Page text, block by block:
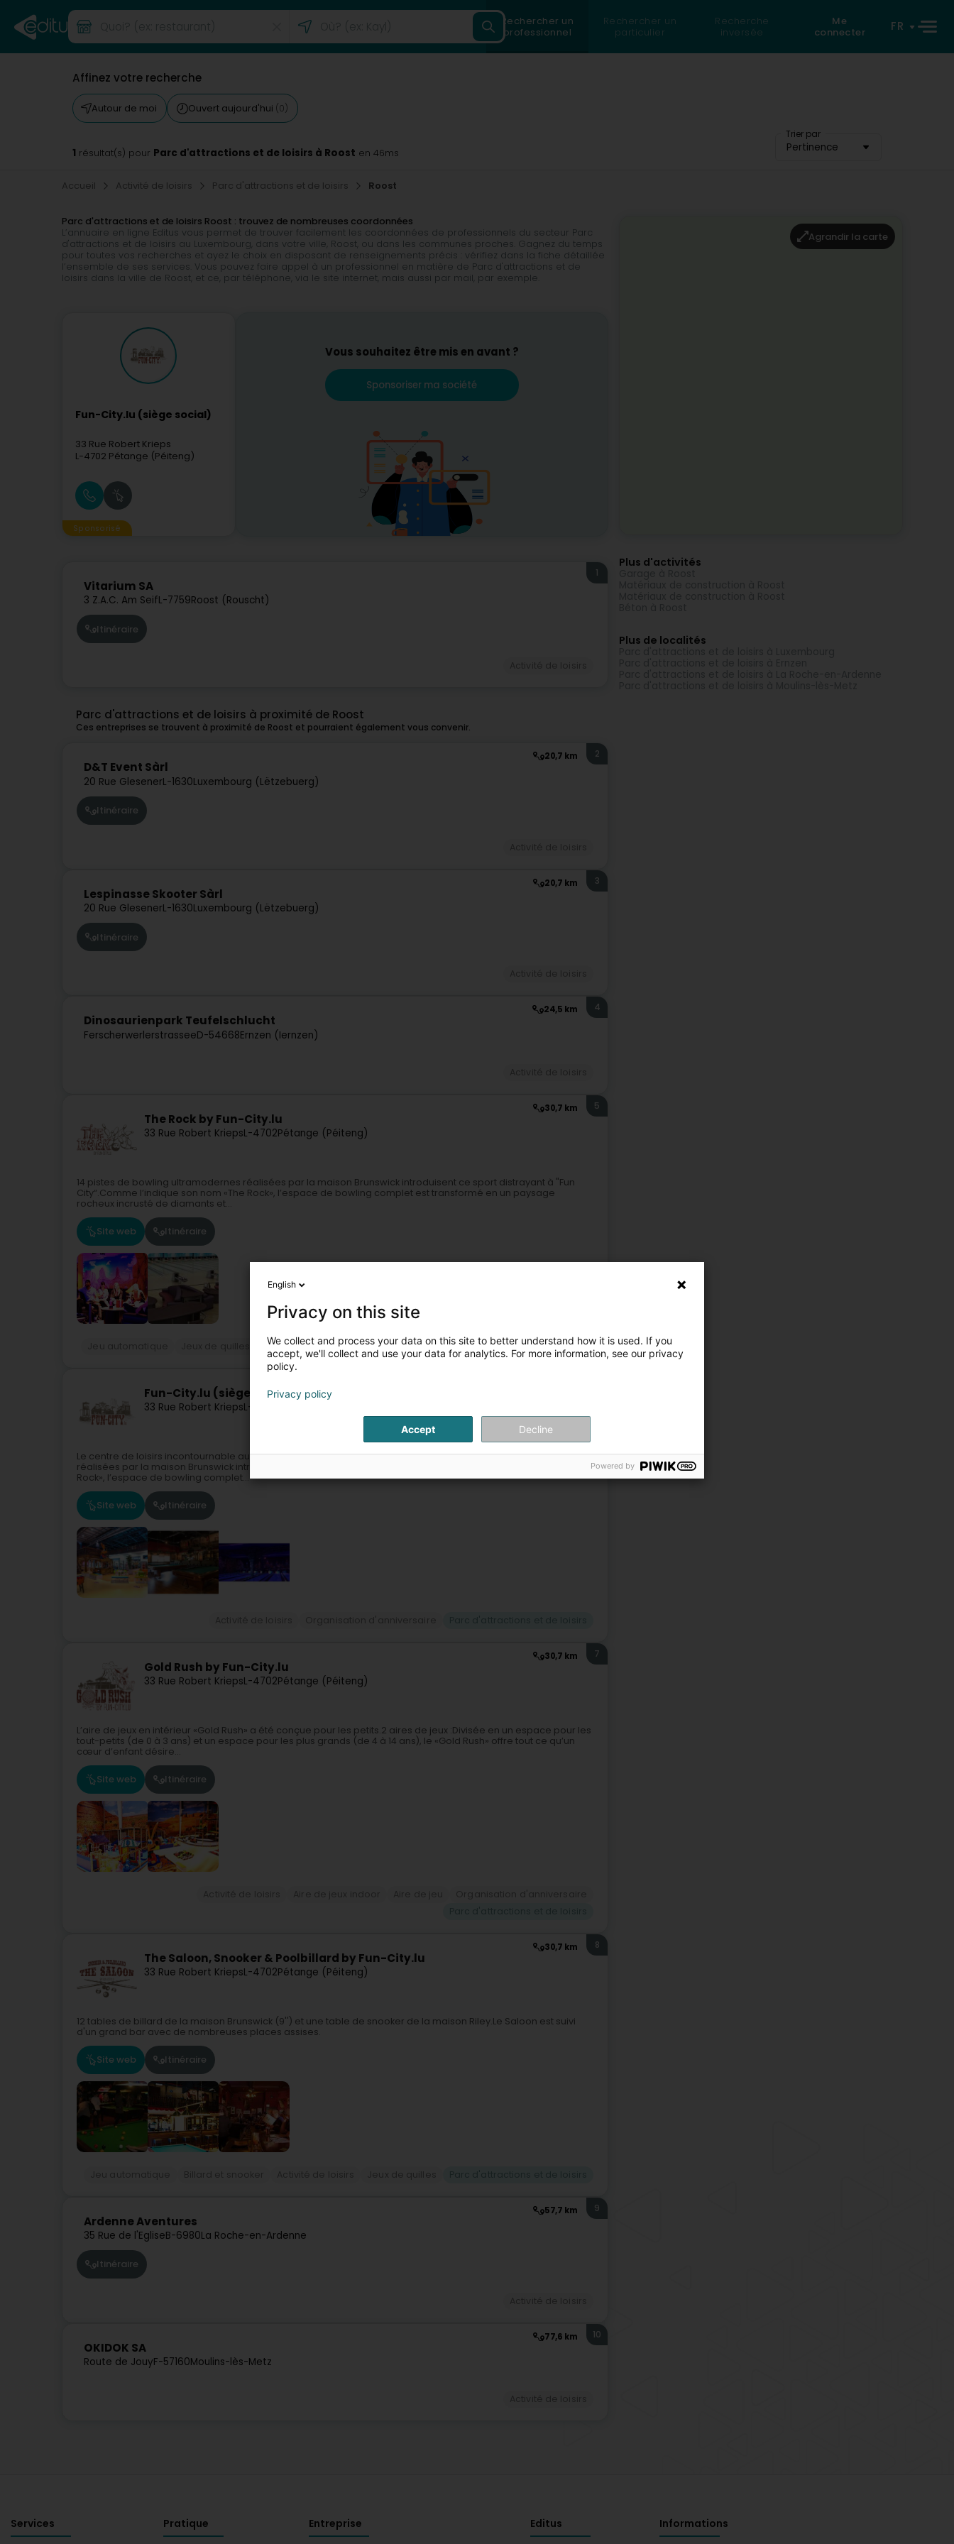
Rechercher un
professionnel
Rechercher un
particulier
Recherche
inversée
Me
connecter
FR
Affinez votre recherche
Autour de moi Ouvert aujourd'hui (0)
Trier par
Pertinence
1 résultat(s) pour Parc d'attractions et de loisirs à Roost en 46ms
Accueil Activité de loisirs Parc d'attractions et de loisirs Roost
Parc d'attractions et de loisirs Roost : trouvez de nombreuses coordonnées
L’annuaire en ligne Editus vous permet de trouver facilement les coordonnées de professionnels du secteur Parc
d'attractions et de loisirs au Luxembourg, dans votre ville, Roost, ou dans les communes proches. Gagnez du temps
pour toutes vos recherches et ayez le choix en disposant de renseignements précis : vérifiez dans la fiche détaillée
l’ensemble de ses services. Vous pouvez faire appel à un professionnel en matière de Parc d'attractions et de
loisirs dans la ville de Roost, et ce, par téléphone, via le site internet, mais aussi par mail, par exemple.
Fun-City.lu (siège social)
33 Rue Robert Krieps
L-4702 Pétange (Péiteng)
Sponsorisé
Vous souhaitez être mis en avant ?
Sponsoriser ma société
Vitarium SA
3 Z.A.C. Am SeifL-7759Roost (Rouscht)
1
Itinéraire
Parc d'attractions et de loisirs à proximité de Roost
Ces entreprises se trouvent à proximité de Roost et pourraient également vous convenir.
20,7 km
D&T Event Sàrl
20 Rue GlesenerL-1630Luxembourg (Lëtzebuerg)
2
Itinéraire
20,7 km
Lespinasse Skooter Sàrl
20 Rue GlesenerL-1630Luxembourg (Lëtzebuerg)
3
Itinéraire
24,5 km
Dinosaurienpark Teufelschlucht
FerscherwerlerstrasseeD-54668Ernzen (Iernzen)
4
30,7 km
The Rock by Fun-City.lu
33 Rue Robert KriepsL-4702Pétange (Péiteng)
5
14 pistes de bowling ultramodernes réalisées par la maison Brunswick introduisent ce sport distrayant à "Fun
City“.Comme l’indique son nom «The Rock», l’espace de bowling complet est transformé en un paysage
rocheux incrusté de diamants et...
Site web Itinéraire
Jeux de quilles, bowling Restaurant Jeux de quilles Parc d'attractions et de loisirs
Fun-City.lu (siège social)
33 Rue Robert KriepsL-4702
Le centre de loisirs incontournable au LuxembourgTHE ROCK BY FUN-CITY :14 pistes de bowling ultramodernes
réalisées par la maison Brunswick introduisent ce sport distrayant à "Fun City“.Comme l’indique son nom «The
Rock», l’espace de bowling complet...
Site web Itinéraire
30,7 km
Gold Rush by Fun-City.lu
33 Rue Robert KriepsL-4702Pétange (Péiteng)
7
L’aire de jeux en intérieur «Gold Rush» a été conçue pour les petits.2 aires de jeux :Divisée en un espace pour les
tout-petits (de 0 à 3 ans) et un espace pour les plus grands (de 4 à 14 ans), le «Gold Rush» offre tout ce qu’un
cœur d’enfant désire...
Site web Itinéraire
30,7 km
The Saloon, Snooker & Poolbillard by Fun-City.lu
33 Rue Robert KriepsL-4702Pétange (Péiteng)
8
12 tables de billard de la maison Brunswick (9'') et une table de snooker de la maison Riley.Le Saloon est suivi
d'un grand bar avec de nombreuses places assises.
Site web Itinéraire
57,7 km
Ardenne Aventures
35 Rue de l'EgliseB-6980La Roche-en-Ardenne
9
Itinéraire
77,6 km
OKIDOK SA
Route de JouyF-57160Moulins-lès-Metz
10
Agrandir la carte
Plus d'activités
Plus de localités
Services Pratique Entreprise Editus Informations
English
Privacy on this site
We collect and process your data on this site to better understand how it is used. If you
accept, we'll collect and use your data for analytics. For more information, see our privacy
policy.
Privacy policy
Accept Decline
Powered by